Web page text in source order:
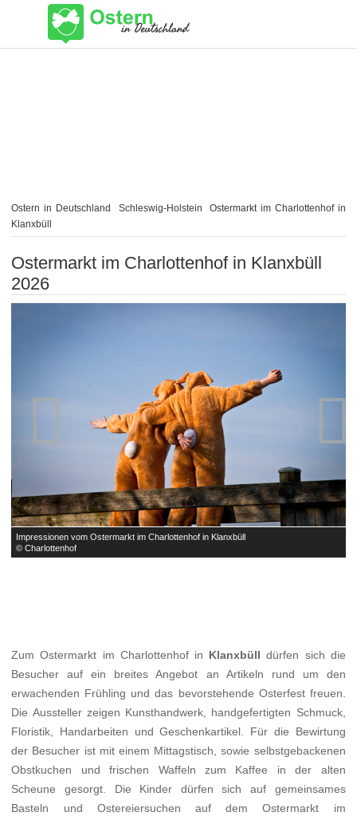
Ostern in Deutschland Schleswig-Holstein
Ostermarkt im Charlottenhof in
Klanxbüll
Ostermarkt im Charlottenhof in Klanxbüll
2026
Impressionen vom Ostermarkt im Charlottenhof in Klanxbüll
© Charlottenhof
 
Zum Ostermarkt im Charlottenhof in Klanxbüll dürfen sich die
Besucher auf ein breites Angebot an Artikeln rund um den
erwachenden Frühling und das bevorstehende Osterfest freuen.
Die Aussteller zeigen Kunsthandwerk, handgefertigten Schmuck,
Floristik, Handarbeiten und Geschenkartikel. Für die Bewirtung
der Besucher ist mit einem Mittagstisch, sowie selbstgebackenen
Obstkuchen und frischen Waffeln zum Kaffee in der alten
Scheune gesorgt. Die Kinder dürfen sich auf gemeinsames
Basteln und Ostereiersuchen auf dem Ostermarkt im